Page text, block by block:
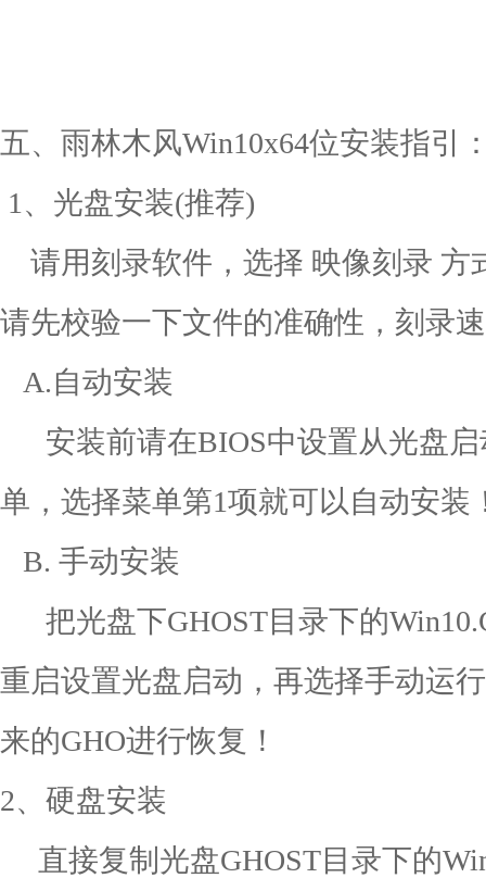
五、雨林木风Win10x64位安装指引
1、光盘安装(推荐)
请用刻录软件，选择 映像刻录 方
请先校验一下文件的准确性，刻录
A.自动安装
安装前请在BIOS中设置从光盘启
单，选择菜单第1项就可以自动
B. 手动安装
把光盘下GHOST目录下的
重启设置光盘启动，再选择手动运
来的GHO进行恢复！
2、硬盘安装
直接复制光盘GHOST目录下的